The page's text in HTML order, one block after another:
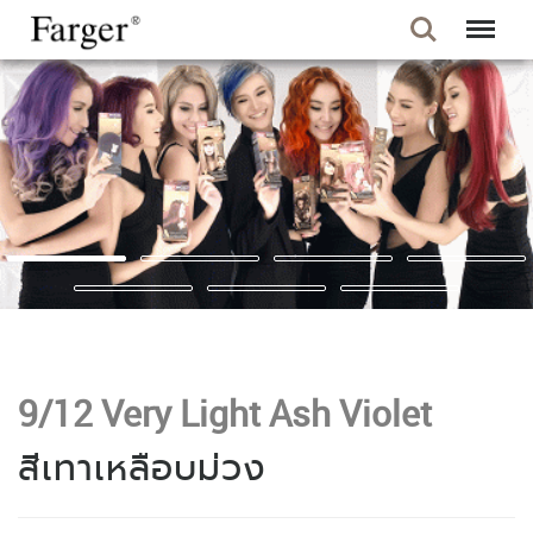
9/12 Very Light Ash Violet
สีเทาเหลือบม่วง